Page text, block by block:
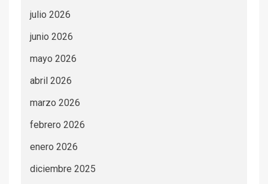
julio 2026
junio 2026
mayo 2026
abril 2026
marzo 2026
febrero 2026
enero 2026
diciembre 2025